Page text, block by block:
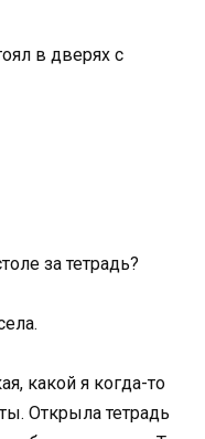
в дверях с
за тетрадь?
какой я когда-то
Открыла тетрадь